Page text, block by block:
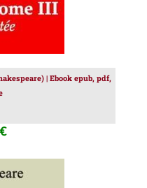
| Ebook epub, pdf,
€